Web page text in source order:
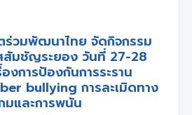
ร่วมพัฒนาไทย จัดกิจกรรม
สัมชัญระยอง วันที่ 27-28
งการป้องกันการระราน
bullying การละเมิดทาง
มและการพนัน